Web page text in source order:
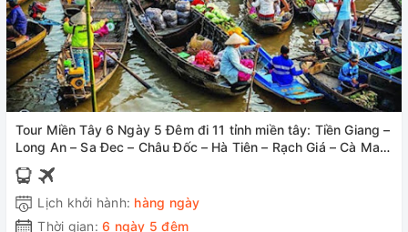
Tour Miền Tây 6 Ngày 5 Đêm đi 11 tỉnh miền tây: Tiền Giang –
Long An – Sa Đec – Châu Đốc – Hà Tiên – Rạch Giá – Cà Mau
– Bạc Liêu – Sóc Trăng – Hậu Giang – Cần Thơ – Vĩnh Long
Lịch khởi hành: hàng ngày
Thời gian: 6 ngày 5 đêm